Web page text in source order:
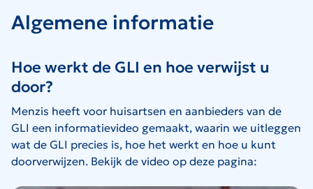
Algemene informatie
Hoe werkt de GLI en hoe verwijst u
door?
Menzis heeft voor huisartsen en aanbieders van de
GLI een informatievideo gemaakt, waarin we uitleggen
wat de GLI precies is, hoe het werkt en hoe u kunt
doorverwijzen. Bekijk de video op deze pagina: